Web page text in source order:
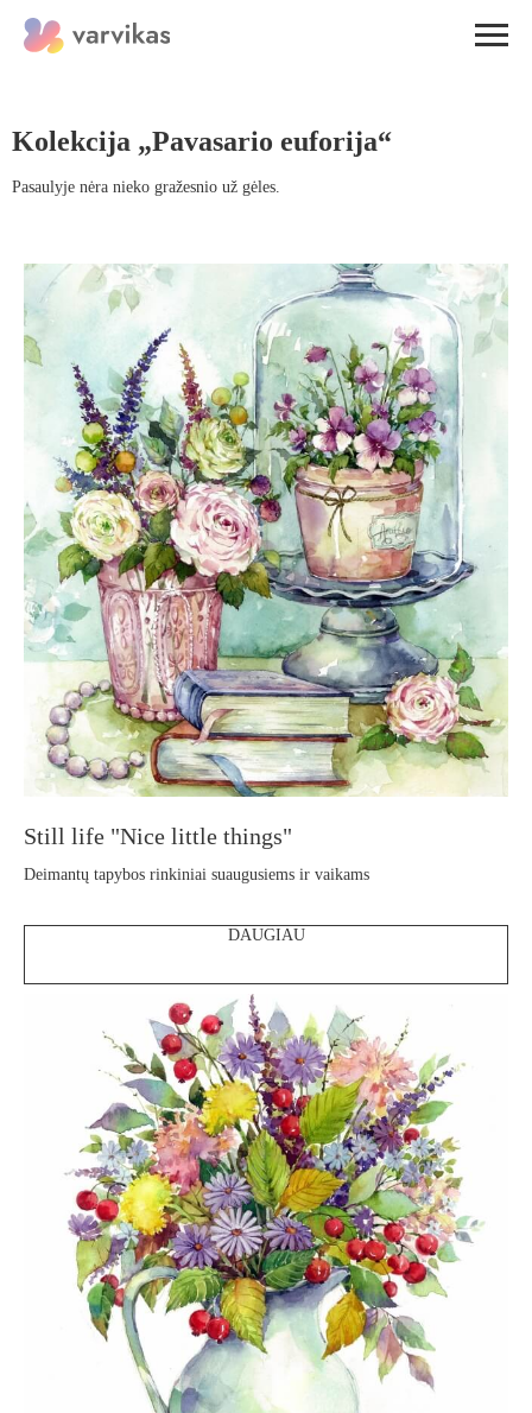
Kolekcija „Pavasario euforija“
Pasaulyje nėra nieko gražesnio už gėles.
Still life "Nice little things"
Deimantų tapybos rinkiniai suaugusiems ir vaikams
DAUGIAU